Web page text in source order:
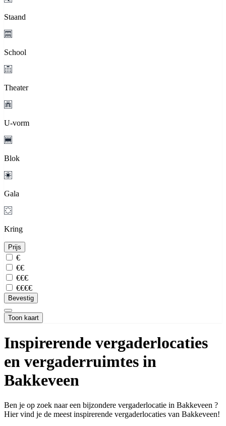
Staand
School
Theater
U-vorm
Blok
Gala
Kring
Prijs
€
€€
€€€
€€€€
Bevestig
Toon kaart
Inspirerende vergaderlocaties
en vergaderruimtes in
Bakkeveen
Ben je op zoek naar een bijzondere vergaderlocatie in Bakkeveen ?
Hier vind je de meest inspirerende vergaderlocaties van Bakkeveen!